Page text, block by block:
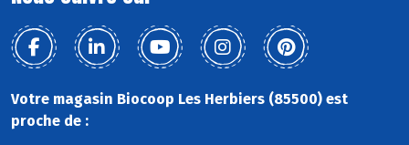
Votre magasin Biocoop Les Herbiers (85500) est
proche de :